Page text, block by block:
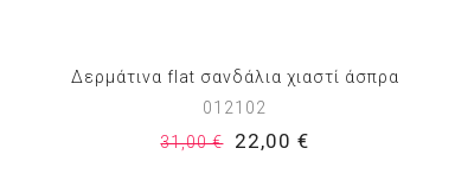
Δερμάτινα flat σανδάλια χιαστί άσπρα
012102
31,00 €
22,00 €